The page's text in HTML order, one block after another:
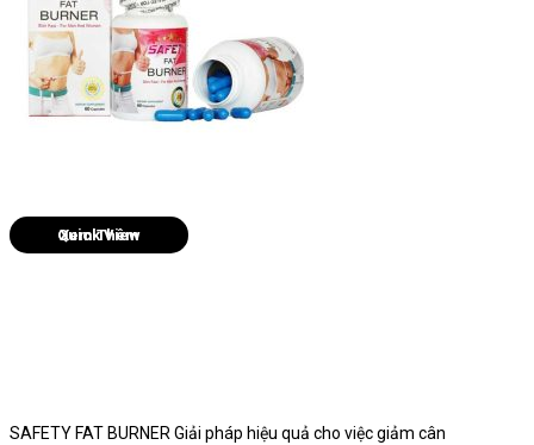
Quick View
SAFETY FAT BURNER Giải pháp hiệu quả cho việc giảm cân